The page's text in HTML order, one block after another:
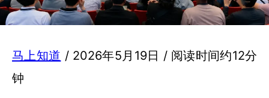
马上知道 / 2026年5月19日 / 阅读时间约12分
钟